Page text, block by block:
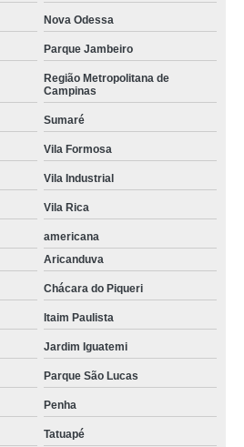
Nova Odessa
Parque Jambeiro
Região Metropolitana de
Campinas
Sumaré
Vila Formosa
Vila Industrial
Vila Rica
americana
Aricanduva
Chácara do Piqueri
Itaim Paulista
Jardim Iguatemi
Parque São Lucas
Penha
Tatuapé